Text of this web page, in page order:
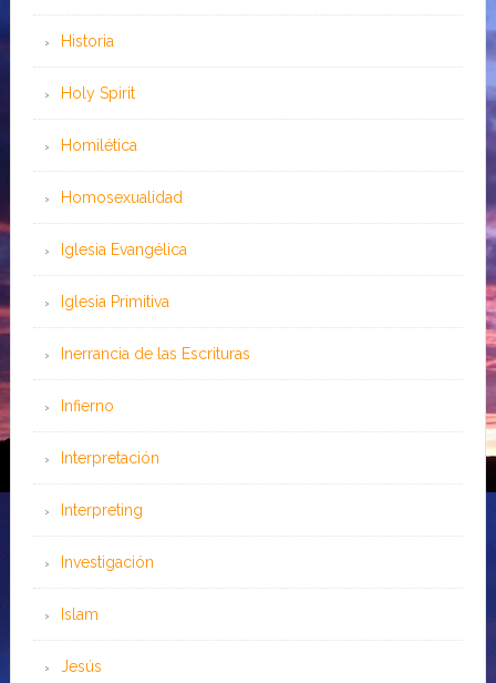
Historia
Holy Spirit
Homilética
Homosexualidad
Iglesia Evangélica
Iglesia Primitiva
Inerrancia de las Escrituras
Infierno
Interpretación
Interpreting
Investigación
Islam
Jesús